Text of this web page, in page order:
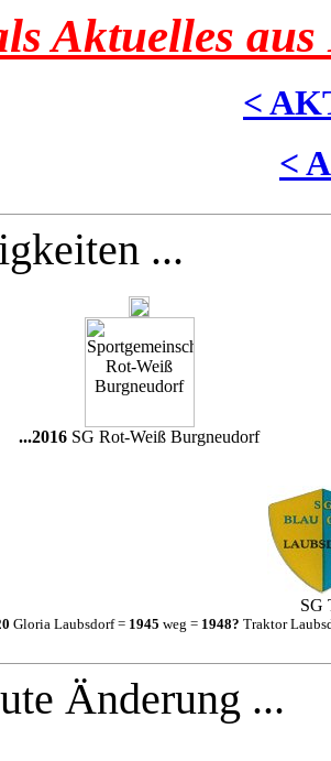
Aktuelles
<
<
...
...2016 SG Rot-Weiß Burgneudorf
SG
Gloria Laubsdorf = 1945 weg = 1948? Traktor
Änderung ...